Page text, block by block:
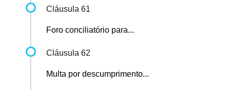
Cláusula 61
Foro conciliatório para...
Cláusula 62
Multa por descumprimento...